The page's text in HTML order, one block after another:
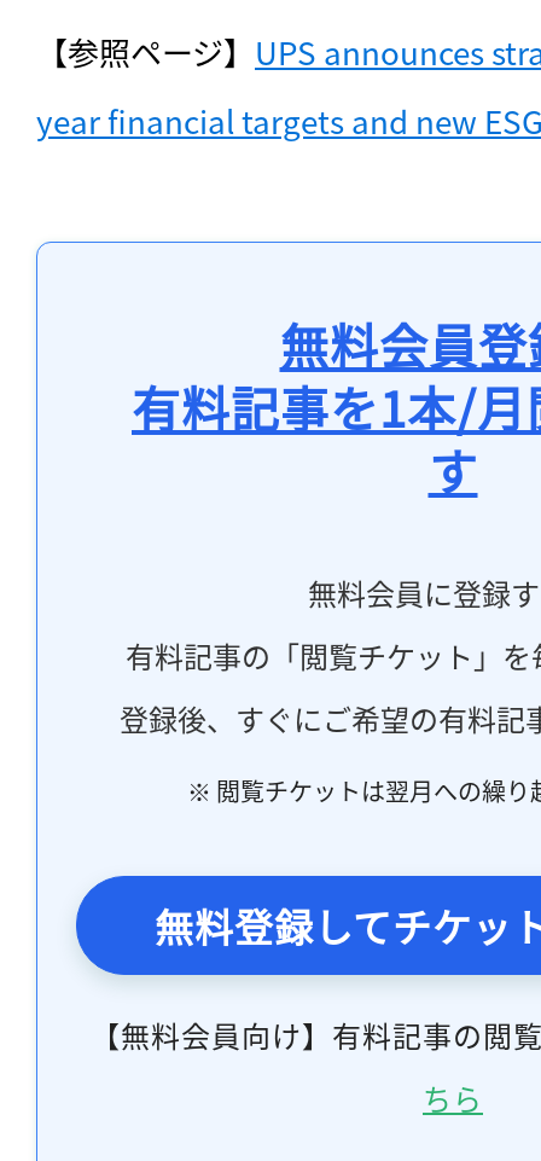
【参照ページ】 UPS announces
year financial targets and new
無料会員
有料記事を1本/
す
無料会員に登録
有料記事の「閲覧チケット」
登録後、すぐにご希望の有料記
※ 閲覧チケットは翌月への繰り
無料登録してチケッ
【無料会員向け】有料記事の閲
ちら